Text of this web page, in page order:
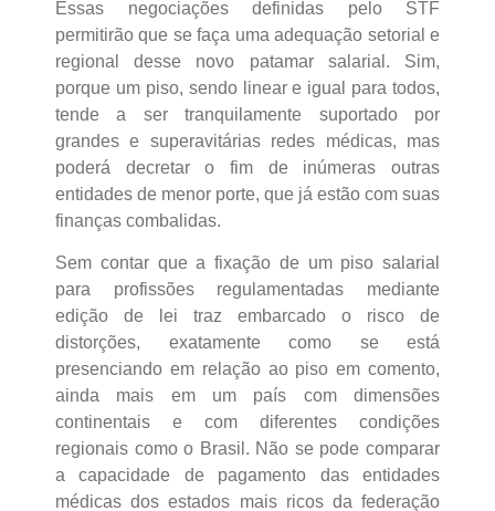
Essas negociações definidas pelo STF
permitirão que se faça uma adequação setorial e
regional desse novo patamar salarial. Sim,
porque um piso, sendo linear e igual para todos,
tende a ser tranquilamente suportado por
grandes e superavitárias redes médicas, mas
poderá decretar o fim de inúmeras outras
entidades de menor porte, que já estão com suas
finanças combalidas.
Sem contar que a fixação de um piso salarial
para profissões regulamentadas mediante
edição de lei traz embarcado o risco de
distorções, exatamente como se está
presenciando em relação ao piso em comento,
ainda mais em um país com dimensões
continentais e com diferentes condições
regionais como o Brasil. Não se pode comparar
a capacidade de pagamento das entidades
médicas dos estados mais ricos da federação